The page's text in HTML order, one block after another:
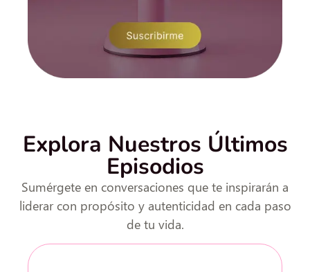
Explora Nuestros Últimos
Episodios
Sumérgete en conversaciones que te inspirarán a
liderar con propósito y autenticidad en cada paso
de tu vida.